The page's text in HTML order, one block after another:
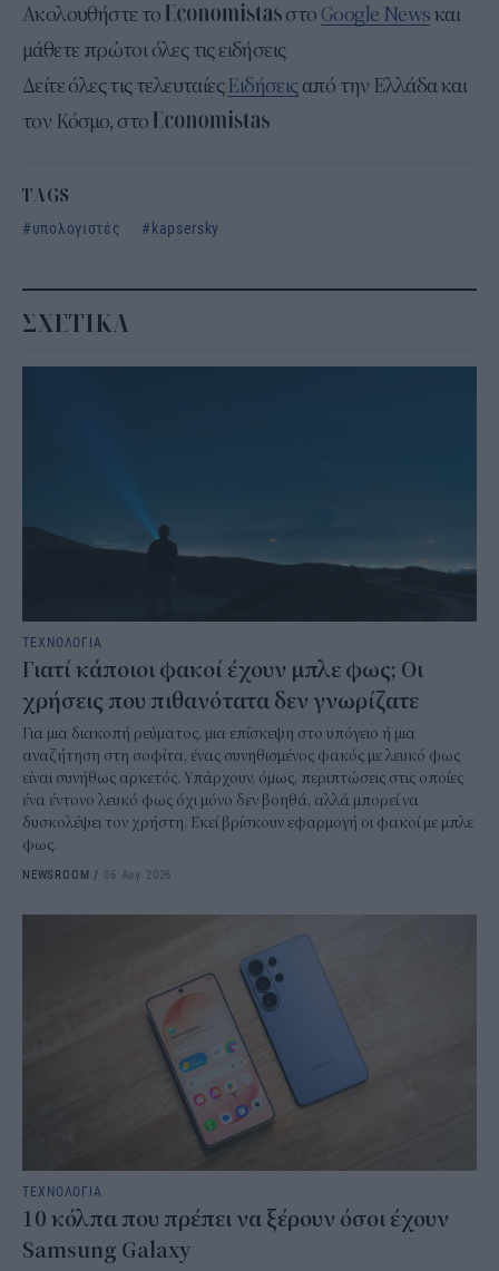
Ακολουθήστε το στο Google Newsκαι
μάθετε πρώτοι όλες τις ειδήσεις
Δείτε όλες τις τελευταίεςΕιδήσειςαπό την Ελλάδα και
τον Κόσμο, στο
TAGS
υπολογιστές
kapsersky
ΣΧΕΤΙΚΑ
ΤΕΧΝΟΛΟΓΙΑ
Γιατί κάποιοι φακοί έχουν μπλε φως; Οι
χρήσεις που πιθανότατα δεν γνωρίζατε
Για μια διακοπή ρεύματος, μια επίσκεψη στο υπόγειο ή μια
αναζήτηση στη σοφίτα, ένας συνηθισμένος φακός με λευκό φως
είναι συνήθως αρκετός. Υπάρχουν, όμως, περιπτώσεις στις οποίες
ένα έντονο λευκό φως όχι μόνο δεν βοηθά, αλλά μπορεί να
δυσκολέψει τον χρήστη. Εκεί βρίσκουν εφαρμογή οι φακοί με μπλε
φως.
NEWSROOM / 06 Αυγ 2026
ΤΕΧΝΟΛΟΓΙΑ
10 κόλπα που πρέπει να ξέρουν όσοι έχουν
Samsung Galaxy